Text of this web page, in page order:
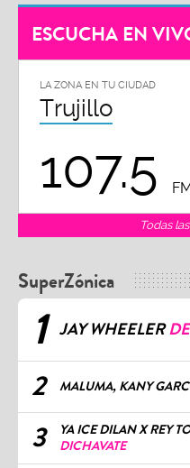
ESCUCHA EN
LA ZONA EN TU CIUDAD
Trujillo
107.5 FM
Todas
SuperZónica
1 JAY WHEELER
2 MALUMA, KANY
3
YA ICE DILAN X REY
DICHAVATE